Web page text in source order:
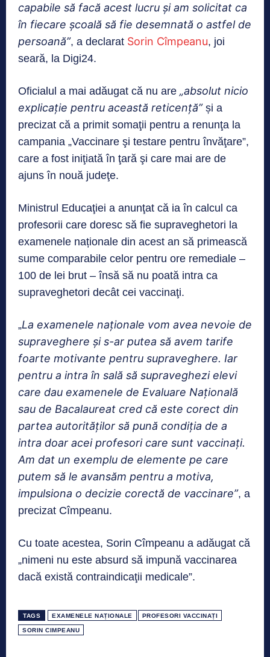
capabile să facă acest lucru şi am solicitat ca
în fiecare şcoală să fie desemnată o astfel de
persoană”, a declarat Sorin Cîmpeanu, joi
seară, la Digi24.
Oficialul a mai adăugat că nu are „absolut nicio
explicaţie pentru această reticenţă”și a
precizat că a primit somaţii pentru a renunţa la
campania „Vaccinare şi testare pentru învăţare”,
care a fost iniţiată în ţară şi care mai are de
ajuns în nouă judeţe.
Ministrul Educaţiei a anunţat că ia în calcul ca
profesorii care doresc să fie supraveghetori la
examenele naționale din acest an să primească
sume comparabile celor pentru ore remediale –
100 de lei brut – însă să nu poată intra ca
supraveghetori decât cei vaccinaţi.
„La examenele naţionale vom avea nevoie de
supraveghere şi s-ar putea să avem tarife
foarte motivante pentru supraveghere. Iar
pentru a intra în sală să supraveghezi elevi
care dau examenele de Evaluare Naţională
sau de Bacalaureat cred că este corect din
partea autorităţilor să pună condiţia de a
intra doar acei profesori care sunt vaccinaţi.
Am dat un exemplu de elemente pe care
putem să le avansăm pentru a motiva,
impulsiona o decizie corectă de vaccinare”, a
precizat Cîmpeanu.
Cu toate acestea, Sorin Cîmpeanu a adăugat că
„nimeni nu este absurd să impună vaccinarea
dacă există contraindicaţii medicale”.
TAGS EXAMENELE NAȚIONALE PROFESORI VACCINAȚI
SORIN CIMPEANU